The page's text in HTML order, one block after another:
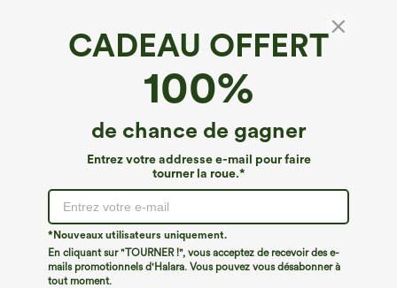
CADEAU OFFERT
100%
de chance de gagner
Entrez votre addresse e-mail pour faire
tourner la roue.*
*Nouveaux utilisateurs uniquement.
En cliquant sur "TOURNER !", vous acceptez de recevoir des e-
mails promotionnels d'Halara. Vous pouvez vous désabonner à
tout moment.
Denim Halara Flex™*
Halara Flex™ jean taille haute délavé avec
poches, à coupe ample et décontractée
€62,95 EUR